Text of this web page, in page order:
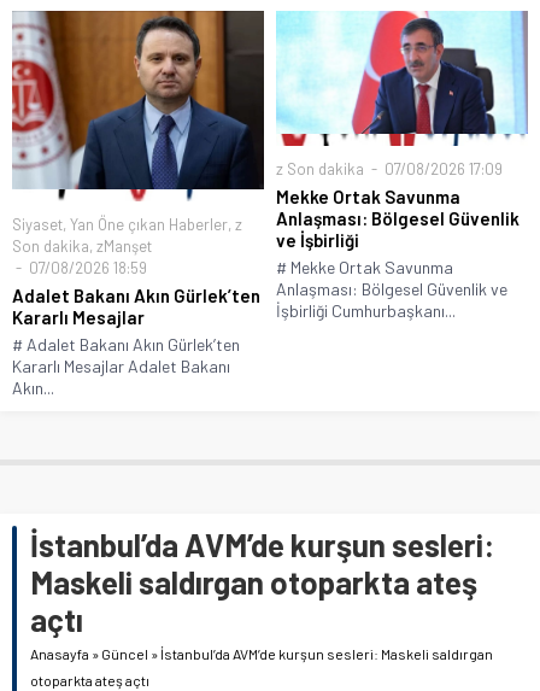
Siyaset, Yan Öne çıkan Haberler, z
Son dakika, zManşet
07/08/2026 18:59
Adalet Bakanı Akın Gürlek’ten
Kararlı Mesajlar
# Adalet Bakanı Akın Gürlek’ten
Kararlı Mesajlar Adalet Bakanı
Akın...
z Son dakika 07/08/2026 17:09
Mekke Ortak Savunma
Anlaşması: Bölgesel Güvenlik
ve İşbirliği
# Mekke Ortak Savunma
Anlaşması: Bölgesel Güvenlik ve
İşbirliği Cumhurbaşkanı...
İstanbul’da AVM’de kurşun sesleri:
Maskeli saldırgan otoparkta ateş
açtı
Anasayfa » Güncel » İstanbul’da AVM’de kurşun sesleri: Maskeli saldırgan
otoparkta ateş açtı